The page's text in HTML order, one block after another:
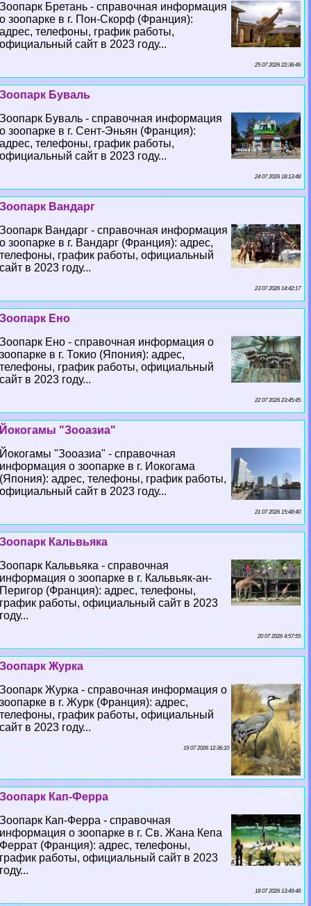
Зоопарк Бретань - справочная информация
о зоопарке в г. Пон-Скорф (Франция):
адрес, телефоны, график работы,
официальный сайт в 2023 году...
25 07 2026 22:36:46
Зоопарк Буваль
Зоопарк Буваль - справочная информация
о зоопарке в г. Сент-Эньян (Франция):
адрес, телефоны, график работы,
официальный сайт в 2023 году...
24 07 2026 18:13:48
Зоопарк Вандарг
Зоопарк Вандарг - справочная информация
о зоопарке в г. Вандарг (Франция): адрес,
телефоны, график работы, официальный
сайт в 2023 году...
23 07 2026 14:42:17
Зоопарк Ено
Зоопарк Ено - справочная информация о
зоопарке в г. Токио (Япония): адрес,
телефоны, график работы, официальный
сайт в 2023 году...
22 07 2026 23:45:45
Йокогамы "Зооазиа"
Йокогамы "Зооазиа" - справочная
информация о зоопарке в г. Иокогама
(Япония): адрес, телефоны, график работы,
официальный сайт в 2023 году...
21 07 2026 15:48:40
Зоопарк Кальвьяка
Зоопарк Кальвьяка - справочная
информация о зоопарке в г. Кальвьяк-ан-
Перигор (Франция): адрес, телефоны,
график работы, официальный сайт в 2023
году...
20 07 2026 4:57:55
Зоопарк Журка
Зоопарк Журка - справочная информация о
зоопарке в г. Журк (Франция): адрес,
телефоны, график работы, официальный
сайт в 2023 году...
19 07 2026 12:36:10
Зоопарк Кап-Ферра
Зоопарк Кап-Ферра - справочная
информация о зоопарке в г. Св. Жана Кепа
Феррат (Франция): адрес, телефоны,
график работы, официальный сайт в 2023
году...
18 07 2026 13:49:48